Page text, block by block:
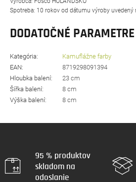
Spotreba: 10 rokov od dátumu výroby uvedený
DODATOČNÉ PARAMETRE
Kategória:
Kamuflážne farby
EAN:
8719298091394
Hloubka balení:
23 cm
Šířka balení:
8 cm
Výška balení: 8 cm
95 % produktov
skladom na
odoslanie